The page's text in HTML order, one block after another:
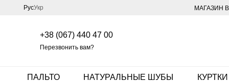
Перейти к основному контенту
РусУкр МАГАЗИН
+38 (067) 440 47 00
Перезвонить вам?
ПАЛЬТО НАТУРАЛЬНЫЕ ШУБЫ КУРТКИ